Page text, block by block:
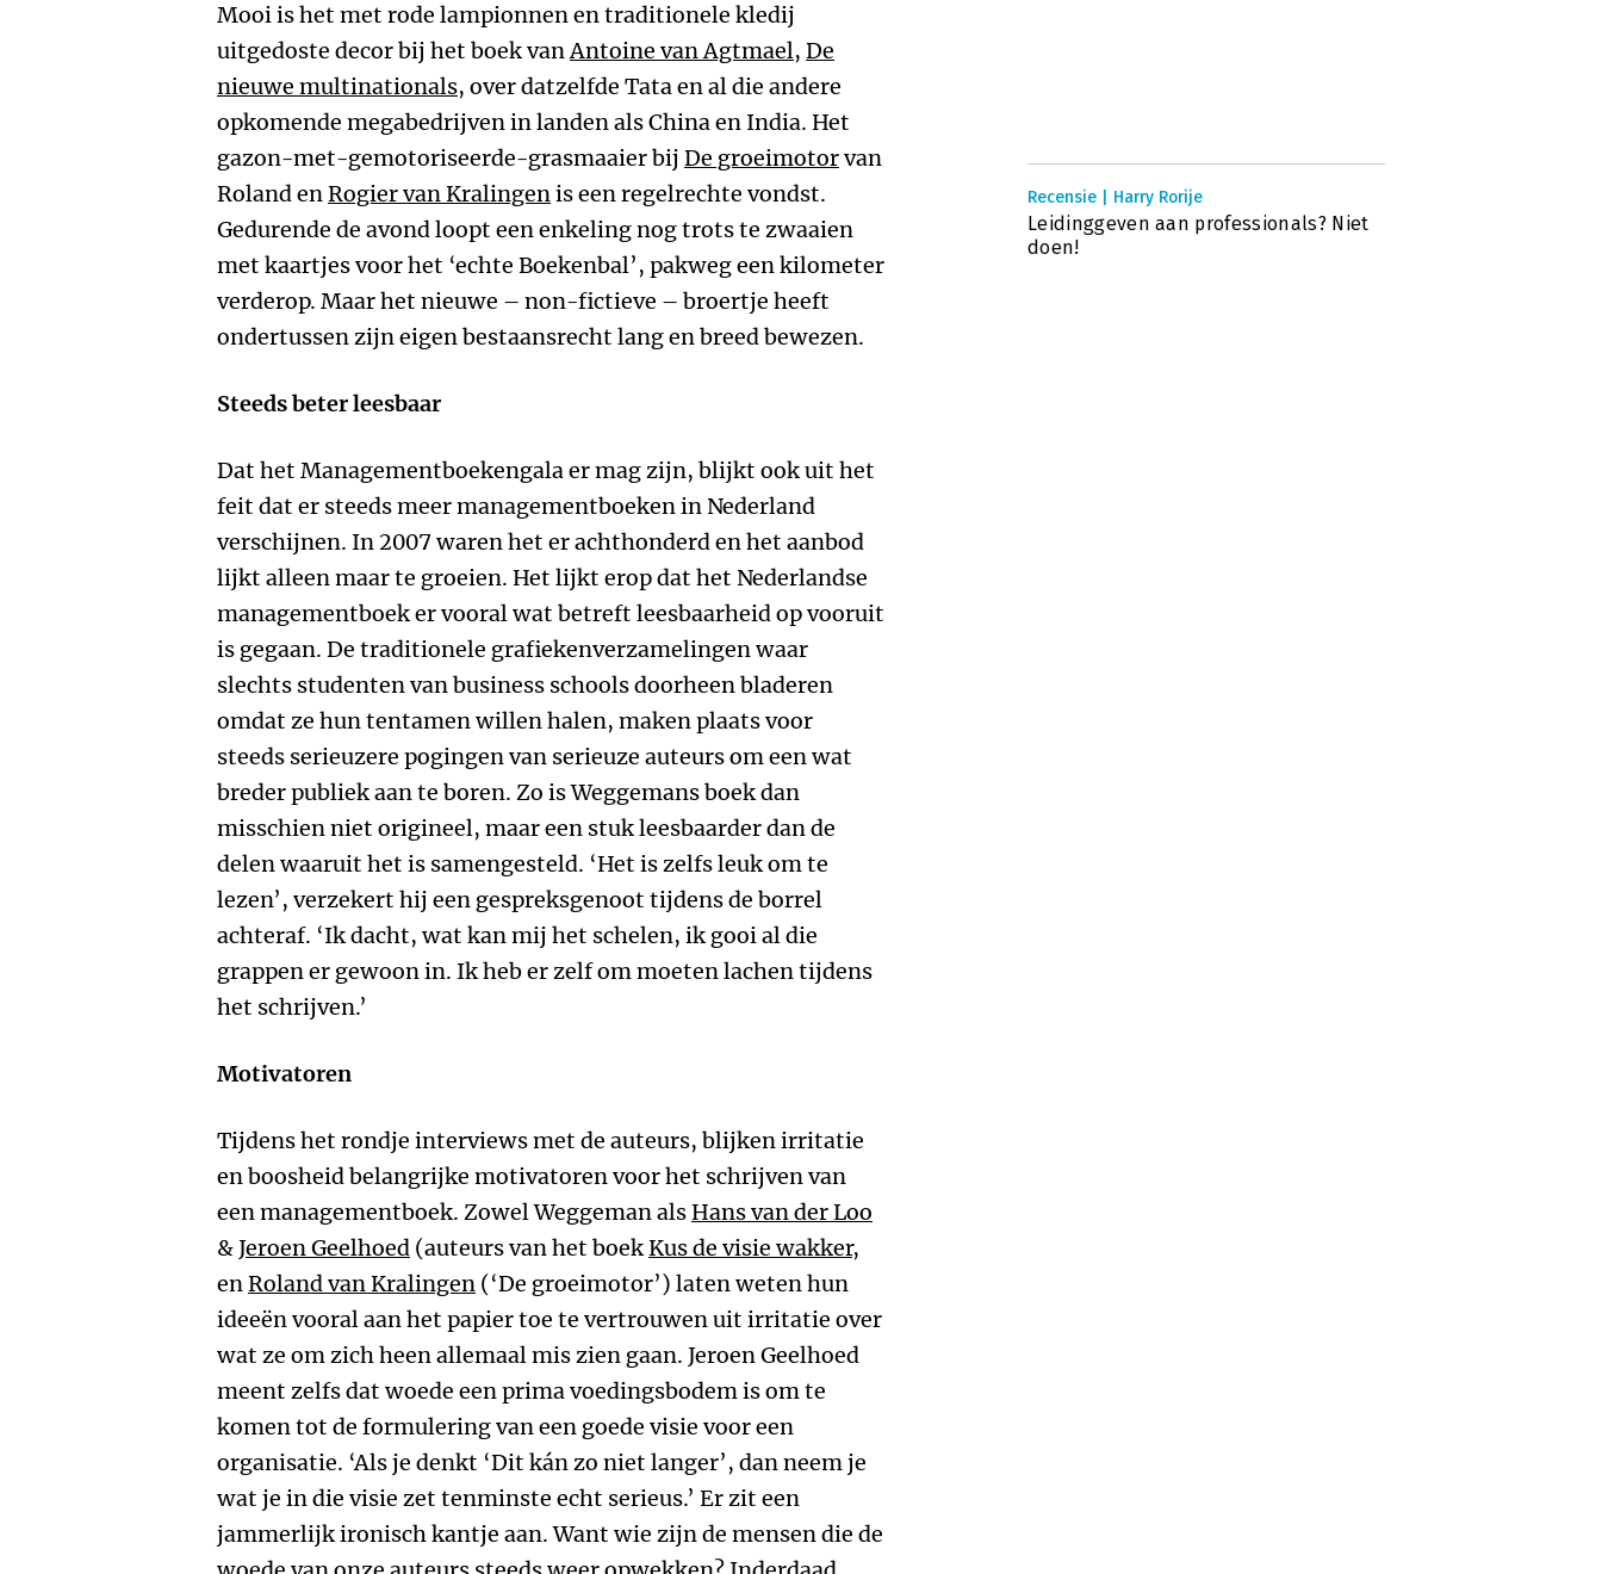
Mooi is het met rode lampionnen en traditionele kledij
uitgedoste decor bij het boek vanAntoine van Agtmael, De
nieuwe multinationals, over datzelfde Tata en al die andere
opkomende megabedrijven in landen als China en India. Het
gazon-met-gemotoriseerde-grasmaaier bij De groeimotorvan
Roland enRogier van Kralingenis een regelrechte vondst.
Gedurende de avond loopt een enkeling nog trots te zwaaien
met kaartjes voor het ‘echte Boekenbal’, pakweg een kilometer
verderop. Maar het nieuwe – non-fictieve – broertje heeft
ondertussen zijn eigen bestaansrecht lang en breed bewezen.
Steeds beter leesbaar
Dat het Managementboekengala er mag zijn, blijkt ook uit het
feit dat er steeds meer managementboeken in Nederland
verschijnen. In 2007 waren het er achthonderd en het aanbod
lijkt alleen maar te groeien. Het lijkt erop dat het Nederlandse
managementboek er vooral wat betreft leesbaarheid op vooruit
is gegaan. De traditionele grafiekenverzamelingen waar
slechts studenten van business schools doorheen bladeren
omdat ze hun tentamen willen halen, maken plaats voor
steeds serieuzere pogingen van serieuze auteurs om een wat
breder publiek aan te boren. Zo is Weggemans boek dan
misschien niet origineel, maar een stuk leesbaarder dan de
delen waaruit het is samengesteld. ‘Het is zelfs leuk om te
lezen’, verzekert hij een gespreksgenoot tijdens de borrel
achteraf. ‘Ik dacht, wat kan mij het schelen, ik gooi al die
grappen er gewoon in. Ik heb er zelf om moeten lachen tijdens
het schrijven.’
Motivatoren
Tijdens het rondje interviews met de auteurs, blijken irritatie
en boosheid belangrijke motivatoren voor het schrijven van
een managementboek. Zowel Weggeman alsHans van der Loo
&Jeroen Geelhoed (auteurs van het boekKus de visie wakker,
enRoland van Kralingen (‘De groeimotor’) laten weten hun
ideeën vooral aan het papier toe te vertrouwen uit irritatie over
wat ze om zich heen allemaal mis zien gaan. Jeroen Geelhoed
meent zelfs dat woede een prima voedingsbodem is om te
komen tot de formulering van een goede visie voor een
organisatie. ‘Als je denkt ‘Dit kán zo niet langer’, dan neem je
wat je in die visie zet tenminste echt serieus.’ Er zit een
jammerlijk ironisch kantje aan. Want wie zijn de mensen die de
Recensie | Harry Rorije
Leidinggeven aan professionals? Niet
doen!